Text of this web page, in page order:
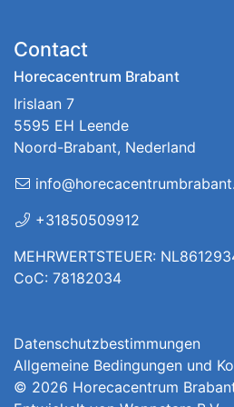
Contact
Horecacentrum Brabant
Irislaan 7
5595 EH Leende
Noord-Brabant, Nederland
+31850509912
MEHRWERTSTEUER:
CoC: 78182034
Datenschutzbestimmungen
Allgemeine Bedingungen und
© 2026 Horecacentrum